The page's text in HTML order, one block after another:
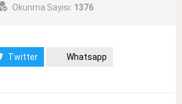
Okunma Sayısı: 1376
Twitter
Whatsapp